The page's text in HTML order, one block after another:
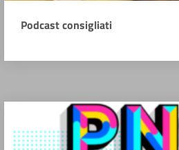
Podcast consigliati